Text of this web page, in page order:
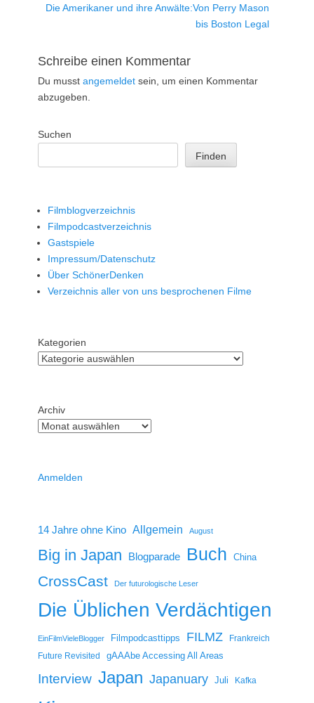
Nächster
Die Amerikaner und ihre Anwälte:Von Perry Mason
bis Boston Legal
Schreibe einen Kommentar
Du musst angemeldet sein, um einen Kommentar
abzugeben.
Suchen
Finden
Filmblogverzeichnis
Filmpodcastverzeichnis
Gastspiele
Impressum/Datenschutz
Über SchönerDenken
Verzeichnis aller von uns besprochenen Filme
Kategorien
Archiv
Anmelden
14 Jahre ohne Kino Allgemein August
Big in Japan Blogparade Buch China
CrossCast Der futurologische Leser
Die Üblichen Verdächtigen
EinFilmVieleBlogger Filmpodcasttipps FILMZ
Frankreich
Future Revisited
gAAAbe Accessing All Areas
Interview Japan Japanuary Juli Kafka